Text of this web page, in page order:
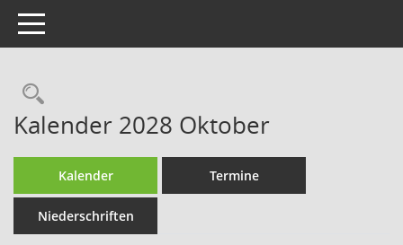
Toggle navigation
Rechercheauswahl
Kalender 2028 Oktober
Kalender Termine
Niederschriften